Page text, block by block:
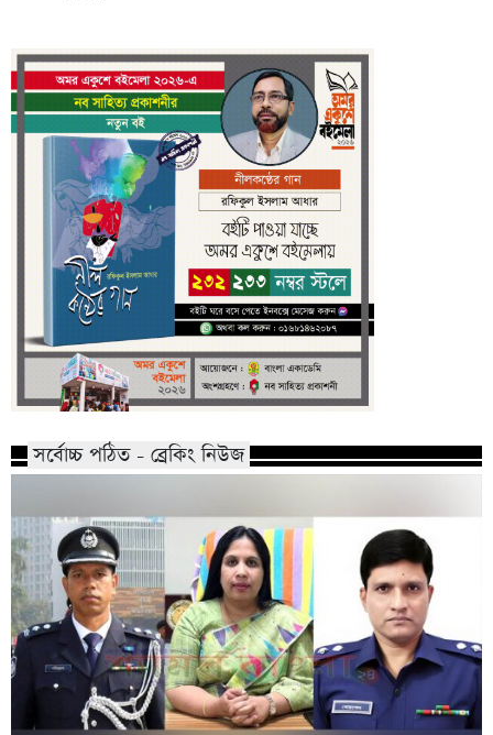
সর্বোচ্চ পঠিত - ব্রেকিং নিউজ